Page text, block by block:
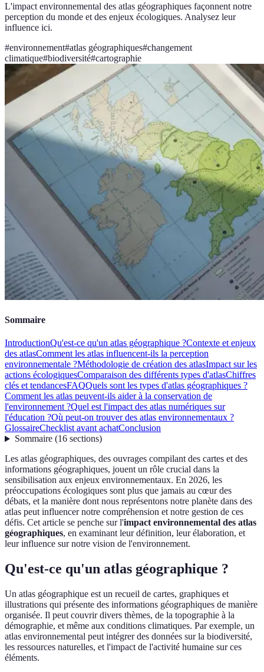
L'impact environnemental des atlas géographiques façonnent notre
perception du monde et des enjeux écologiques. Analysez leur
influence ici.
#environnement#atlas géographiques#changement
climatique#biodiversité#cartographie
Sommaire
IntroductionQu'est-ce qu'un atlas géographique ?Contexte et enjeux
des atlasComment les atlas influencent-ils la perception
environnementale ?Méthodologie de création des atlasImpact sur les
actions écologiquesComparaison des différents types d'atlasChiffres
clés et tendancesFAQQuels sont les types d'atlas géographiques ?
Comment les atlas peuvent-ils aider à la conservation de
l'environnement ?Quel est l'impact des atlas numériques sur
l'éducation ?Où peut-on trouver des atlas environnementaux ?
GlossaireChecklist avant achatConclusion
Sommaire(16 sections)
Les atlas géographiques, des ouvrages compilant des cartes et des
informations géographiques, jouent un rôle crucial dans la
sensibilisation aux enjeux environnementaux. En 2026, les
préoccupations écologiques sont plus que jamais au cœur des
débats, et la manière dont nous représentons notre planète dans des
atlas peut influencer notre compréhension et notre gestion de ces
défis. Cet article se penche sur l'impact environnemental des atlas
géographiques, en examinant leur définition, leur élaboration, et
leur influence sur notre vision de l'environnement.
Qu'est-ce qu'un atlas géographique ?
Un atlas géographique est un recueil de cartes, graphiques et
illustrations qui présente des informations géographiques de manière
organisée. Il peut couvrir divers thèmes, de la topographie à la
démographie, et même aux conditions climatiques. Par exemple, un
atlas environnemental peut intégrer des données sur la biodiversité,
les ressources naturelles, et l'impact de l'activité humaine sur ces
éléments.